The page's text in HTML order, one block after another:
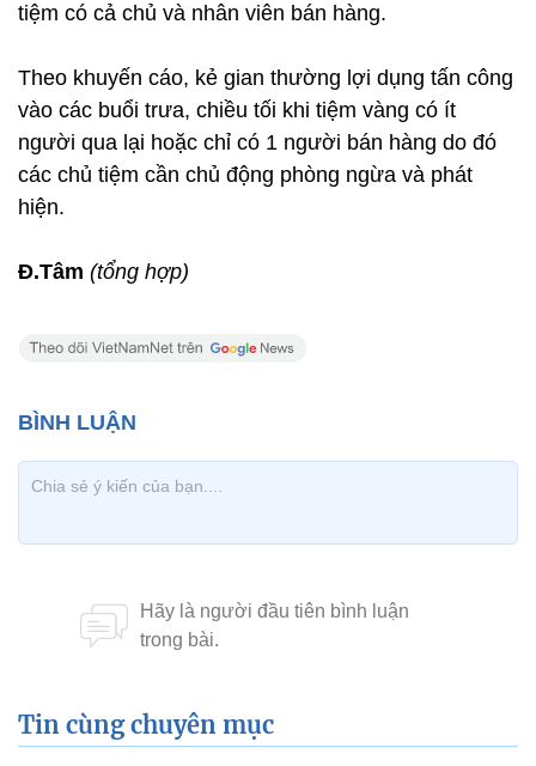
tiệm có cả chủ và nhân viên bán hàng.
Theo khuyến cáo, kẻ gian thường lợi dụng tấn công
vào các buổi trưa, chiều tối khi tiệm vàng có ít
người qua lại hoặc chỉ có 1 người bán hàng do đó
các chủ tiệm cần chủ động phòng ngừa và phát
hiện.
Đ.Tâm (tổng hợp)
Tin cùng chuyên mục